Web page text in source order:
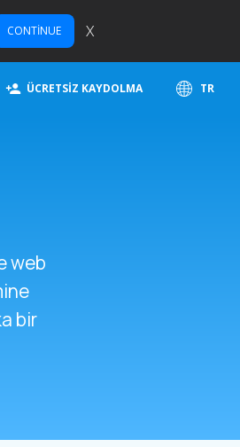
CONTINUE X
ÜCRETSIZ KAYDOLMA TR
web
bir